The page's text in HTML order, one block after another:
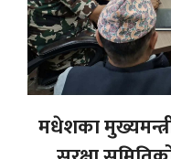
मधेशका